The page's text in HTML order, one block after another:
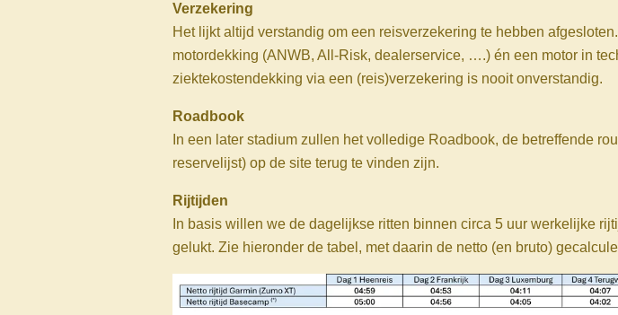
Verzekering
Het lijkt altijd verstandig om een reisverzekering te hebben
motordekking (ANWB, All-Risk, dealerservice, ….) én een motor in
ziektekostendekking via een (reis)verzekering is nooit onverstandig.
Roadbook
In een later stadium zullen het volledige Roadbook, de betreffende
reservelijst) op de site terug te vinden zijn.
Rijtijden
In basis willen we de dagelijkse ritten binnen circa 5 uur werkelijke
gelukt. Zie hieronder de tabel, met daarin de netto (en bruto)